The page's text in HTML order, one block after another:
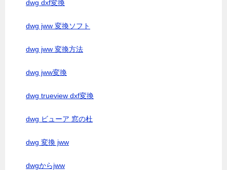
dwg dxf変換
dwg jww 変換ソフト
dwg jww 変換方法
dwg jww変換
dwg trueview dxf変換
dwg ビューア 窓の杜
dwg 変換 jww
dwgからjww